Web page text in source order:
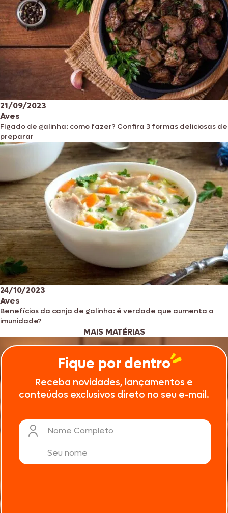
21/09/2023
Aves
Fígado de galinha: como fazer? Confira 3 formas deliciosas de
preparar
24/10/2023
Aves
Benefícios da canja de galinha: é verdade que aumenta a
imunidade?
MAIS MATÉRIAS
Fique por dentro
Receba novidades, lançamentos e
conteúdos exclusivos direto no seu e-mail.
Nome Completo